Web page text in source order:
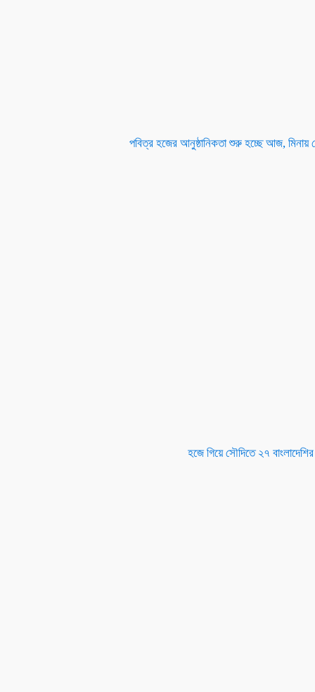
পবিত্র হজের আনুষ্ঠানিকতা শুরু হচ্ছে আজ, মিনায়
হজে গিয়ে সৌদিতে ২৭